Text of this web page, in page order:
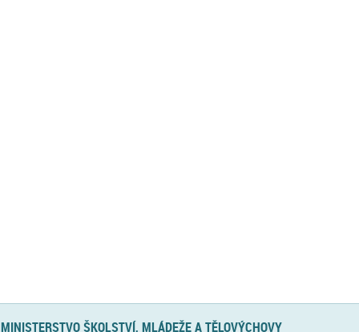
MINISTERSTVO ŠKOLSTVÍ, MLÁDEŽE A TĚLOVÝCHOVY